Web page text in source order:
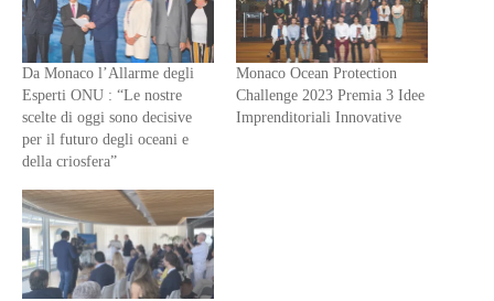
Da Monaco l’Allarme degli
Esperti ONU : “Le nostre
scelte di oggi sono decisive
per il futuro degli oceani e
della criosfera”
Monaco Ocean Protection
Challenge 2023 Premia 3 Idee
Imprenditoriali Innovative